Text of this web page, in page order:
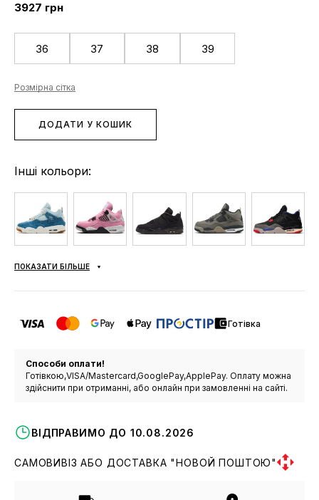
3927 грн
36 37 38 39
Розмірна сітка
ДОДАТИ У КОШИК
Інші кольори:
ПОКАЗАТИ БІЛЬШЕ
Готівка
Способи оплати!
Готівкою,VISA/Mastercard,GooglePay,ApplePay. Оплату можна
здійснити при отриманні, або онлайн при замовленні на сайті.
ВІДПРАВИМО ДО 10.08.2026
САМОВИВІЗ АБО ДОСТАВКА "НОВОЙ ПОШТОЮ"